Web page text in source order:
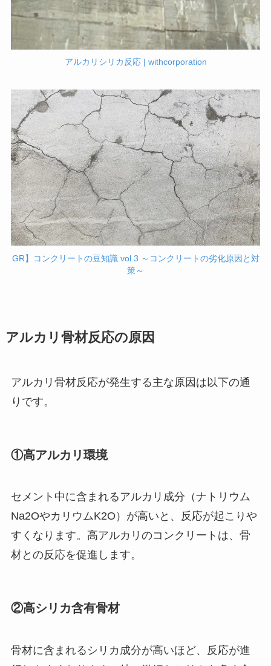
アルカリシリカ反応 | withcorporation
GR】コンクリートの豆知識 vol.3 ～コンクリートの劣化原因と対
策～
アルカリ骨材反応の原因
アルカリ骨材反応が発生する主な原因は以下の通
りです。
①高アルカリ環境
セメント中に含まれるアルカリ成分（ナトリウム
Na2OやカリウムK2O）が高いと、反応が起こりや
すくなります。高アルカリのコンクリートは、骨
材との反応を促進します。
②高シリカ含有骨材
骨材に含まれるシリカ成分が高いほど、反応が進